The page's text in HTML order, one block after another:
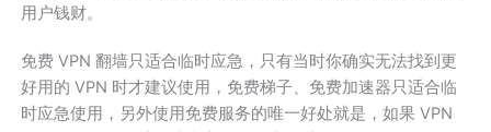
用户钱财。
免费 VPN 翻墙只适合临时应急，只有当时你确实无法找到更
好用的 VPN 时才建议使用，免费梯子、免费加速器只适合临
时应急使用，另外使用免费服务的唯一好处就是，如果 VPN